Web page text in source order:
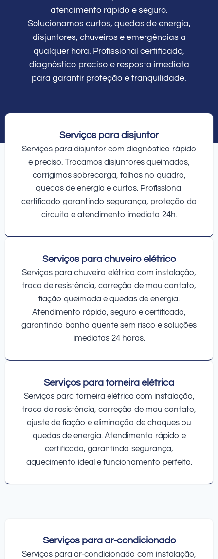
atendimento rápido e seguro.
Solucionamos curtos, quedas de energia,
disjuntores, chuveiros e emergências a
qualquer hora. Profissional certificado,
diagnóstico preciso e resposta imediata
para garantir proteção e tranquilidade.
Serviços para disjuntor
Serviços para disjuntor com diagnóstico rápido
e preciso. Trocamos disjuntores queimados,
corrigimos sobrecarga, falhas no quadro,
quedas de energia e curtos. Profissional
certificado garantindo segurança, proteção do
circuito e atendimento imediato 24h.
Serviços para chuveiro elétrico
Serviços para chuveiro elétrico com instalação,
troca de resistência, correção de mau contato,
fiação queimada e quedas de energia.
Atendimento rápido, seguro e certificado,
garantindo banho quente sem risco e soluções
imediatas 24 horas.
Serviços para torneira elétrica
Serviços para torneira elétrica com instalação,
troca de resistência, correção de mau contato,
ajuste de fiação e eliminação de choques ou
quedas de energia. Atendimento rápido e
certificado, garantindo segurança,
aquecimento ideal e funcionamento perfeito.
Serviços para ar-condicionado
Serviços para ar-condicionado com instalação,